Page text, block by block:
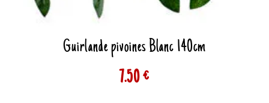
Guirlande pivoines Blanc 140cm
7.50 €